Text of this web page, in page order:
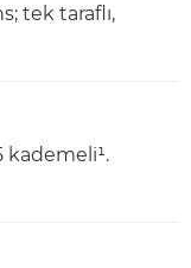
tek taraflı,
kademeli¹.